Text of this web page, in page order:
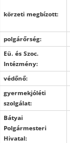
körzeti megbízott:
polgárőrség:
Eü. és Szoc.
Intézmény:
védőnő:
gyermekjóléti
szolgálat:
Bátyai
Polgármesteri
Hivatal: